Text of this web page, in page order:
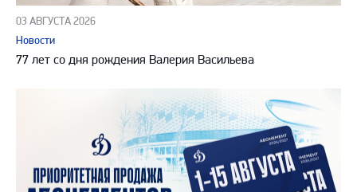
03 АВГУСТА 2026
Новости
77 лет со дня рождения Валерия Васильева